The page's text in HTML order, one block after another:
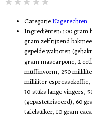
Categorie Nagerechten
Ingrediënten:100 gram
gram zelfrijzend
gepelde walnoten
gram mascarpone, 2
muffinvorm, 250
milliliter espressokoffie,
30 stuks lange vingers,
(gepasteuriseerd), 60
tafelsuiker, 10 gram